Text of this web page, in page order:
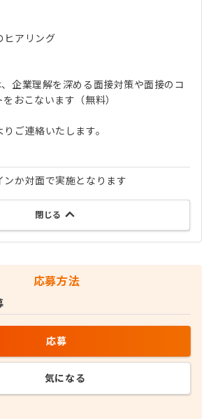
ヒアリング
企業理解を深める面接対策や面接のコ
おこないます（無料）
ご連絡いたします。
か対面で実施となります
閉じる
応募方法
応募
気になる